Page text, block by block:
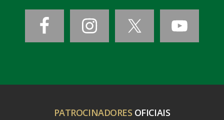
PATROCINADORES OFICIAIS